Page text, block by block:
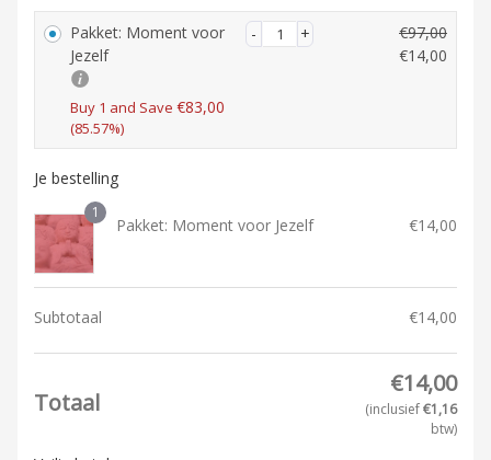
Pakket: Moment voor
Jezelf
Buy 1 and Save €83,00
(85.57%)
€97,00
p
n
k
l
k
e
p
r
€14,00
d
e
i
j
i
s:
€1
4,
Je bestelling
1
Pakket: Moment voor Jezelf €14,00
Subtotaal €14,00
Totaal
€14,00
(inclusief€1,16
btw)